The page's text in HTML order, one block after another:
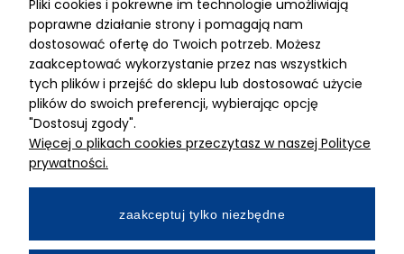
ADRES
MIMARI sp z o.o.
ul. Kurkowa 12
50-210 Wrocław
Dane rejestracyjne
NIP:8982325327
Wpłacony w całości
Pliki cookies i pokrewne im technologie umożliwiają
poprawne działanie strony i pomagają nam
dostosować ofertę do Twoich potrzeb. Możesz
zaakceptować wykorzystanie przez nas wszystkich
tych plików i przejść do sklepu lub dostosować użycie
plików do swoich preferencji, wybierając opcję
"Dostosuj zgody".
Więcej o plikach cookies przeczytasz w naszej Polityce
prywatności.
zaakceptuj tylko niezbędne